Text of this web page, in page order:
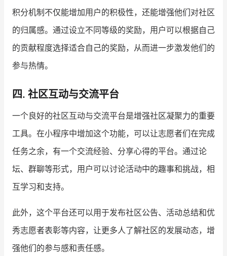
积分机制不仅能增加用户的积极性，还能增强他们对社区
的归属感。通过设立不同等级的奖励，用户可以根据自己
的贡献程度选择适合自己的奖励，从而进一步激发他们的
参与热情。
四. 社区互动与交流平台
一个良好的社区互动与交流平台是增强社区凝聚力的重要
工具。在小程序中增加这个功能，可以让志愿者们在完成
任务之余，有一个交流经验、分享心得的平台。通过论
坛、群聊等形式，用户可以讨论活动中的趣事和挑战，相
互学习和支持。
此外，这个平台还可以用于发布社区公告、活动总结和优
秀志愿者表彰等内容，让更多人了解社区的发展动态，增
强他们的参与感和责任感。